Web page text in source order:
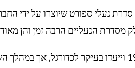
מסדרת הנעליים הרבה זמן והן
הנעליים הושקו לראשונה בשנת 1950 וייעדו בעיקר